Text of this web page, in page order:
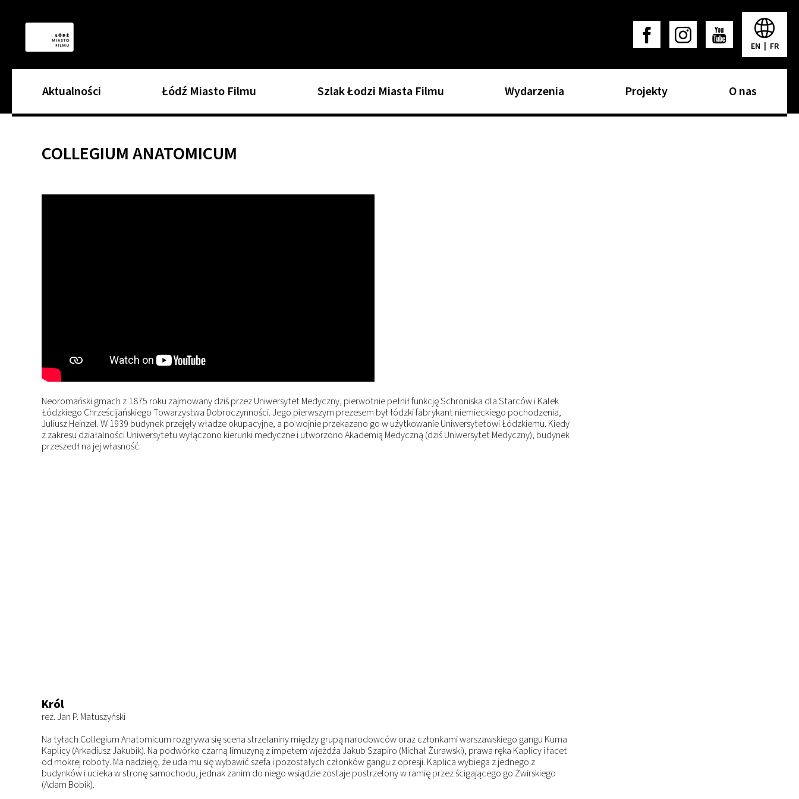
EN FR
Aktualności Łódź Miasto Filmu Szlak Łodzi Miasta Filmu Wydarzenia Projekty O nas
COLLEGIUM ANATOMICUM
Neoromański gmach z 1875 roku zajmowany dziś przez Uniwersytet Medyczny, pierwotnie pełnił funkcję Schroniska dla Starców i Kalek
Łódzkiego Chrześcijańskiego Towarzystwa Dobroczynności. Jego pierwszym prezesem był łódzki fabrykant niemieckiego pochodzenia,
Juliusz Heinzel. W 1939 budynek przejęły władze okupacyjne, a po wojnie przekazano go w użytkowanie Uniwersytetowi Łódzkiemu. Kiedy
z zakresu działalności Uniwersytetu wyłączono kierunki medyczne i utworzono Akademią Medyczną (dziś Uniwersytet Medyczny), budynek
przeszedł na jej własność.
Król
reż. Jan P. Matuszyński
Na tyłach Collegium Anatomicum rozgrywa się scena strzelaniny między grupą narodowców oraz członkami warszawskiego gangu Kuma
Kaplicy (Arkadiusz Jakubik). Na podwórko czarną limuzyną z impetem wjeżdża Jakub Szapiro (Michał Żurawski), prawa ręka Kaplicy i facet
od mokrej roboty. Ma nadzieję, że uda mu się wybawić szefa i pozostałych członków gangu z opresji. Kaplica wybiega z jednego z
budynków i ucieka w stronę samochodu, jednak zanim do niego wsiądzie zostaje postrzelony w ramię przez ścigającego go Żwirskiego
(Adam Bobik).